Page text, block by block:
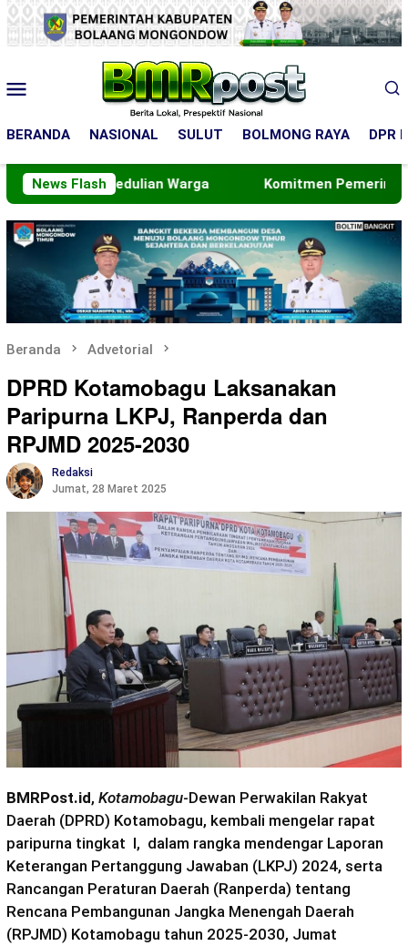
Loncat
ke
konten
Mobile
BERANDA NASIONAL SULUT BOLMONG RAYA DPR
News Flash
Warga Komitmen Pemerintahan Bersih, Bupati
Beranda Advetorial
DPRD Kotamobagu Laksanakan
Paripurna LKPJ, Ranperda dan
RPJMD 2025-2030
Redaksi
Jumat, 28 Maret 2025
BMRPost.id, Kotamobagu-Dewan Perwakilan Rakyat
Daerah (DPRD) Kotamobagu, kembali mengelar rapat
paripurna tingkat I, dalam rangka mendengar Laporan
Keterangan Pertanggung Jawaban (LKPJ) 2024, serta
Rancangan Peraturan Daerah (Ranperda) tentang
Rencana Pembangunan Jangka Menengah Daerah
(RPJMD) Kotamobagu tahun 2025-2030, Jumat